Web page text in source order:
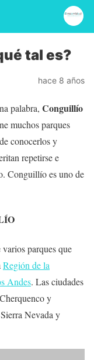
tal es?
hace 8 años
palabra, Conguillío
muchos parques
conocerlos y
repetirse e
Conguillío es uno de
parques que
Región de la
Andes. Las ciudades
y
Nevada y